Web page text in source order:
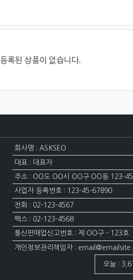
등록된 상품이 없습니다.
회사명 : ASKSEO
대표 : 대표자
주소 : OO도 OO시 OO구 OO동 123-45
사업자 등록번호 : 123-45-67890
전화 : 02-123-4567
팩스 : 02-123-4568
통신판매업신고번호 : 제 OO구 - 123호
개인정보관리책임자 :
접속자집계
오늘 :